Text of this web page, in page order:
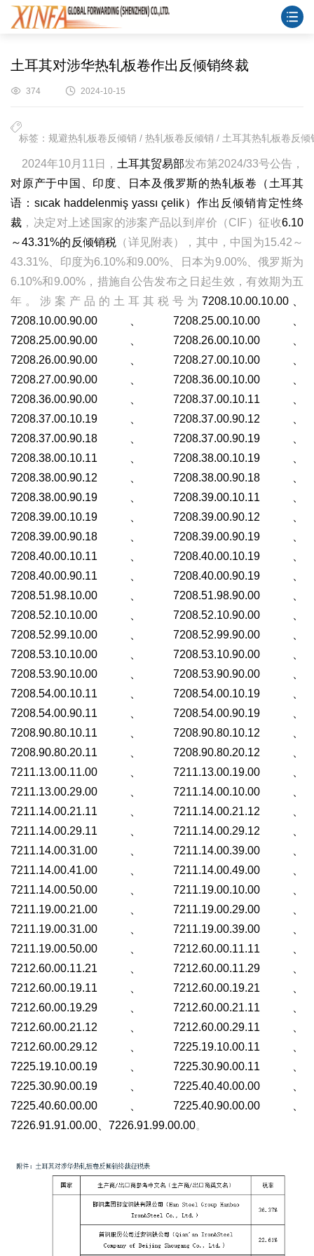
土耳其对涉华热轧板卷作出反倾销终裁
374 2024-10-15
标签：规避热轧板卷反倾销 / 热轧板卷反倾销 / 土耳其热轧板卷反
2024年10月11日， 土耳其贸易部发布第2024/33号公告，
对原产于中国、印度、日本及俄罗斯的热轧板卷（土耳其
语：sıcak haddelenmiş yassı çelik）作出反倾销肯定性终
裁 ，决定对上述国家的涉案产品以到岸价（CIF）征收6.10
～43.31%的反倾销税 （详见附表），其中，中国为15.42～
43.31%、印度为6.10%和9.00%、日本为9.00%、俄罗斯为
6.10%和9.00%，措施自公告发布之日起生效，有效期为五
年。涉案产品的土耳其税号为 7208.10.00.10.00、
7208.10.00.90.00、7208.25.00.10.00、
7208.25.00.90.00、7208.26.00.10.00、
7208.26.00.90.00、7208.27.00.10.00、
7208.27.00.90.00、7208.36.00.10.00、
7208.36.00.90.00、7208.37.00.10.11、
7208.37.00.10.19、7208.37.00.90.12、
7208.37.00.90.18、7208.37.00.90.19、
7208.38.00.10.11、7208.38.00.10.19、
7208.38.00.90.12、7208.38.00.90.18、
7208.38.00.90.19、7208.39.00.10.11、
7208.39.00.10.19、7208.39.00.90.12、
7208.39.00.90.18、7208.39.00.90.19、
7208.40.00.10.11、7208.40.00.10.19、
7208.40.00.90.11、7208.40.00.90.19、
7208.51.98.10.00、7208.51.98.90.00、
7208.52.10.10.00、7208.52.10.90.00、
7208.52.99.10.00、7208.52.99.90.00、
7208.53.10.10.00、7208.53.10.90.00、
7208.53.90.10.00、7208.53.90.90.00、
7208.54.00.10.11、7208.54.00.10.19、
7208.54.00.90.11、7208.54.00.90.19、
7208.90.80.10.11、7208.90.80.10.12、
7208.90.80.20.11、7208.90.80.20.12、
7211.13.00.11.00、7211.13.00.19.00、
7211.13.00.29.00、7211.14.00.10.00、
7211.14.00.21.11、7211.14.00.21.12、
7211.14.00.29.11、7211.14.00.29.12、
7211.14.00.31.00、7211.14.00.39.00、
7211.14.00.41.00、7211.14.00.49.00、
7211.14.00.50.00、7211.19.00.10.00、
7211.19.00.21.00、7211.19.00.29.00、
7211.19.00.31.00、7211.19.00.39.00、
7211.19.00.50.00、7212.60.00.11.11、
7212.60.00.11.21、7212.60.00.11.29、
7212.60.00.19.11、7212.60.00.19.21、
7212.60.00.19.29、7212.60.00.21.11、
7212.60.00.21.12、7212.60.00.29.11、
7212.60.00.29.12、7225.19.10.00.11、
7225.19.10.00.19、7225.30.90.00.11、
7225.30.90.00.19、7225.40.40.00.00、
7225.40.60.00.00、7225.40.90.00.00、
7226.91.91.00.00、7226.91.99.00.00。